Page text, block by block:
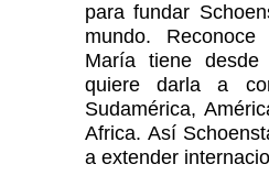
para fundar
mundo.
María tiene
quiere darla a
Sudamérica,
Africa. Así
a extender